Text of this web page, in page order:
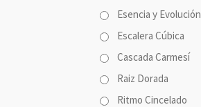
Esencia y Evolución
Escalera Cúbica
Cascada Carmesí
Raiz Dorada
Ritmo Cincelado